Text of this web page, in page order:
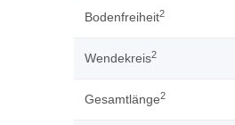
Bodenfreiheit2
Wendekreis2
Gesamtlänge2